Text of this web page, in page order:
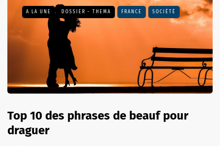
A LA UNE DOSSIER - THEMA FRANCE SOCIÉTÉ
Top 10 des phrases de beauf pour
draguer